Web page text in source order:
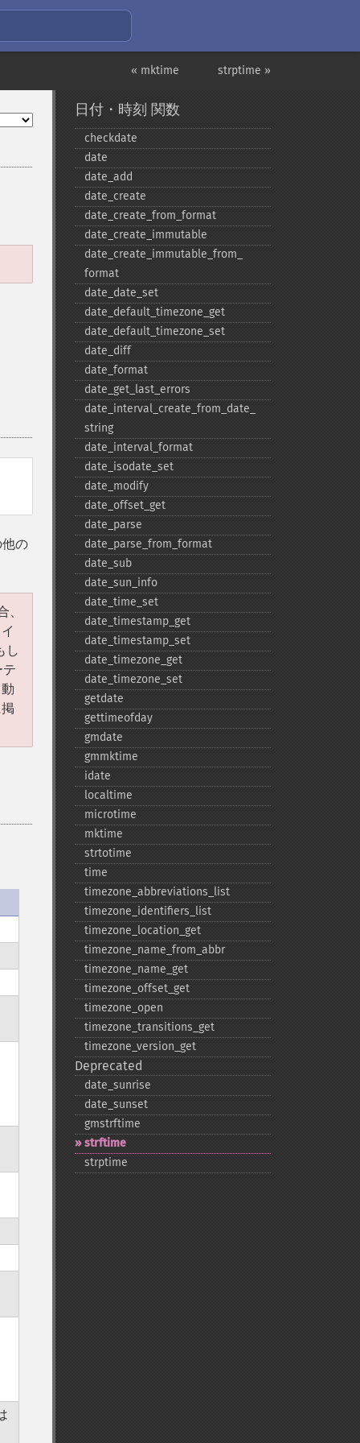
strptime »
« mktime
の
し
日付・時刻 関数
checkdate
date
date_​add
date_​create
date_​create_​from_​format
date_​create_​immutable
date_​create_​immutable_​from_​
format
date_​date_​set
date_​default_​timezone_​get
date_​default_​timezone_​set
date_​diff
date_​format
date_​get_​last_​errors
date_​interval_​create_​from_​date_​
string
date_​interval_​format
date_​isodate_​set
date_​modify
date_​offset_​get
date_​parse
date_​parse_​from_​format
date_​sub
date_​sun_​info
date_​time_​set
date_​timestamp_​get
date_​timestamp_​set
date_​timezone_​get
date_​timezone_​set
getdate
gettimeofday
gmdate
gmmktime
idate
localtime
microtime
mktime
strtotime
time
timezone_​abbreviations_​list
timezone_​identifiers_​list
timezone_​location_​get
timezone_​name_​from_​abbr
timezone_​name_​get
timezone_​offset_​get
timezone_​open
timezone_​transitions_​get
timezone_​version_​get
Deprecated
date_​sunrise
date_​sunset
gmstrftime
strftime
strptime